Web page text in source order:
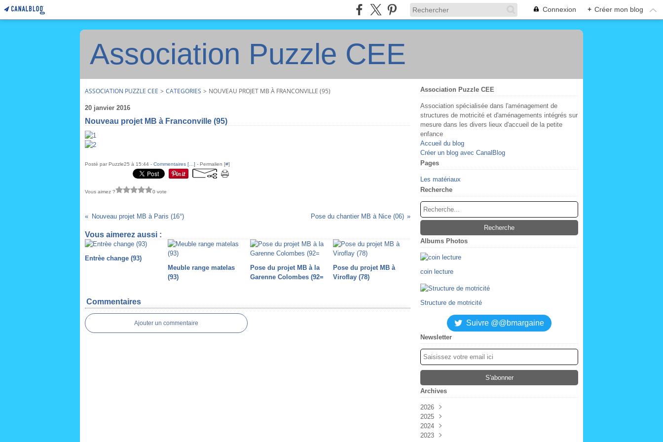
Connexion + Créer mon blog
Association Puzzle CEE
ASSOCIATION PUZZLE CEE > CATEGORIES > NOUVEAU PROJET MB À FRANCONVILLE (95)
20 janvier 2016
Nouveau projet MB à Franconville (95)
Posté par Puzzle25 à 15:44 - Commentaires [ ] - Permalien [#]
Vous aimez ? 0 vote
Nouveau projet MB à Paris (16°) Pose du chantier MB à Nice (06)
Vous aimerez aussi :
Entrèe change (93)
Meuble range matelas
(93)
Pose du projet MB à la
Garenne Colombes (92=
Pose du projet MB à
Viroflay (78)
Commentaires
Ajouter un commentaire
Association Puzzle CEE
Association spécialisée dans l'aménagement de
structures de motricité et d'aménagements intégrés sur
mesure dans les divers lieux d'accueil de la petite
enfance
Accueil du blog
Créer un blog avec CanalBlog
Pages
Les matériaux
Recherche
Albums Photos
coin lecture
Structure de motricité
Suivre @@bmargaine
Newsletter
Archives
2026
Février
2025
Octobre
Septembre
2024
Décembre
2023